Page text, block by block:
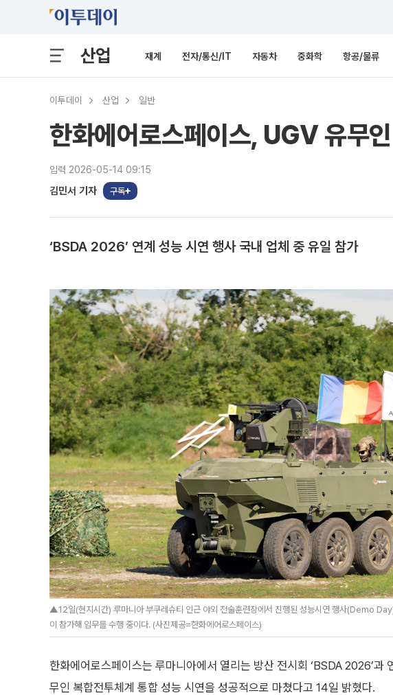
산업 재계 전자/통신/IT 자동차 중화학 항공/물류
이투데이 산업 일반
한화에어로스페이스, UGV 유무
입력 2026-05-14 09:15
김민서 기자 구독
‘BSDA 2026’ 연계 성능 시연 행사 국내 업체 중 유일 참가
▲12일(현지시간) 루마니아 부쿠레슈티 인근 야외 전술훈련장에서 진행된 성능시연 행사(Demo
이 참가해 임무를 수행 중이다. (사진제공=한화에어로스페이스)
한화에어로스페이스는 루마니아에서 열리는 방산 전시회 ‘BSDA 2026’과
무인 복합전투체계 통합 성능 시연을 성공적으로 마쳤다고 14일 밝혔다.